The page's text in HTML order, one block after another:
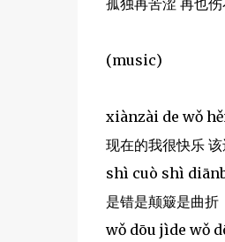
孤独再苦涩 再也
(music)
xiànzài de wǒ
现在的我很快乐
shì cuò shì
是错是颠簸是曲折
wǒ dōu jìde wǒ